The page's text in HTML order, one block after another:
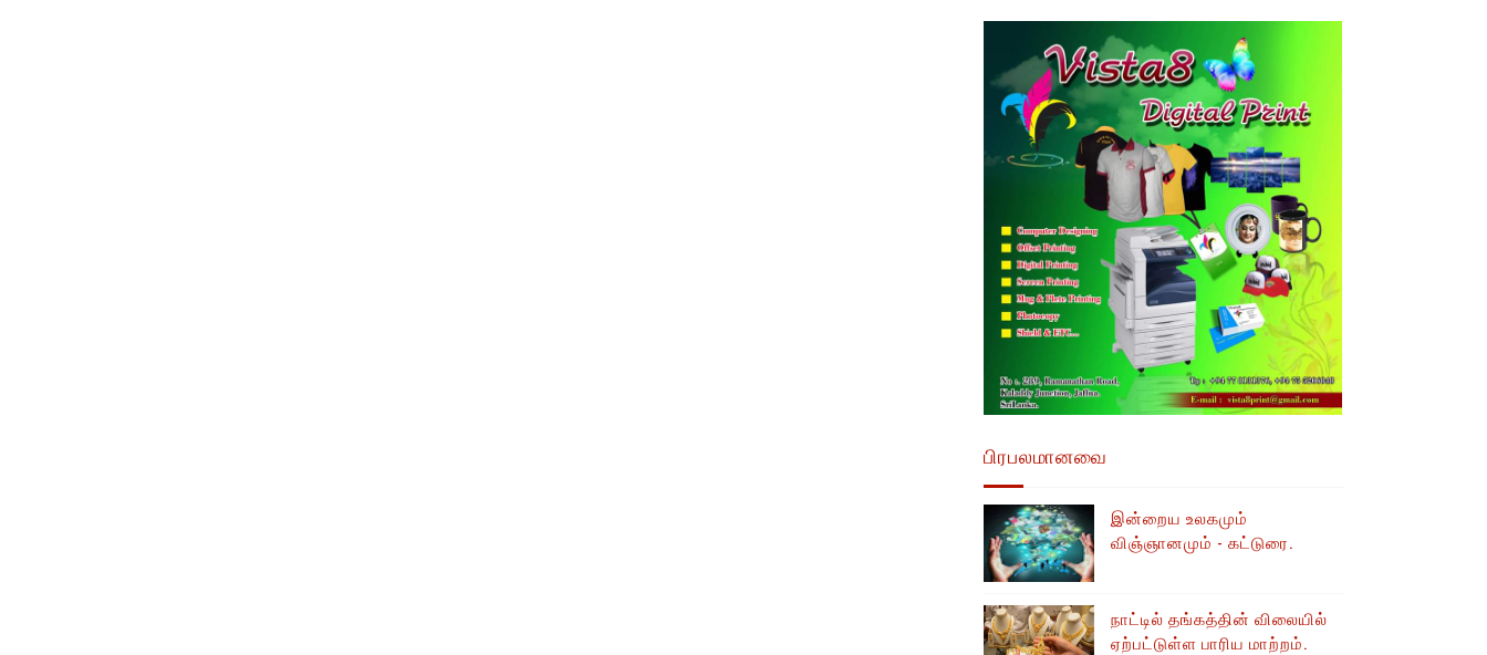
பிரபலமானவை
இன்றைய உலகமும்
விஞ்ஞானமும் - கட்டுரை.
நாட்டில் தங்கத்தின் விலையில்
ஏற்பட்டுள்ள பாரிய மாற்றம்.